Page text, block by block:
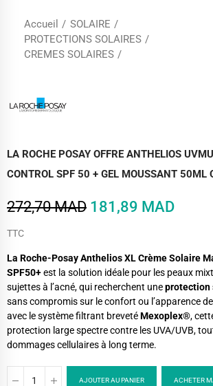
Accueil
SOLAIRE
PROTECTIONS SOLAIRES
CREMES SOLAIRES
LA ROCHE POSAY OFFRE ANTHELIOS
CONTROL SPF 50 + GEL MOUSSANT 50ML
272,70 MAD 181,89 MAD
TTC
La Roche-Posay Anthelios XL Crème Solaire
SPF50+est la solution idéale pour les peaux
sujettes à l’acné, qui recherchent uneprotection
sans compromis sur le confort ou l’apparence
avec le système filtrant brevetéMexoplex®,
protection large spectre contre les UVA/UVB,
dommages cellulaires à long terme.
AJOUTER AU PANIER ACHETER